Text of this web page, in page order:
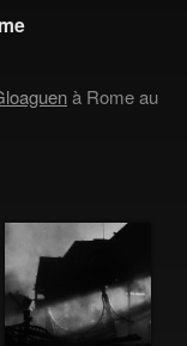
à Rome au